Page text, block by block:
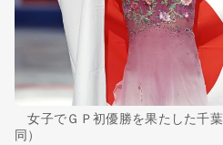
女子でＧＰ初優勝を果たした千
同）